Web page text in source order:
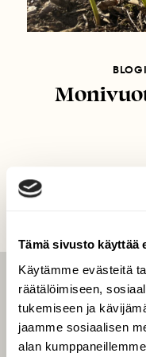
Tämä sivusto käyttää
Käytämme evästeitä
räätälöimiseen,
tukemiseen ja
jaamme sosiaalisen
alan